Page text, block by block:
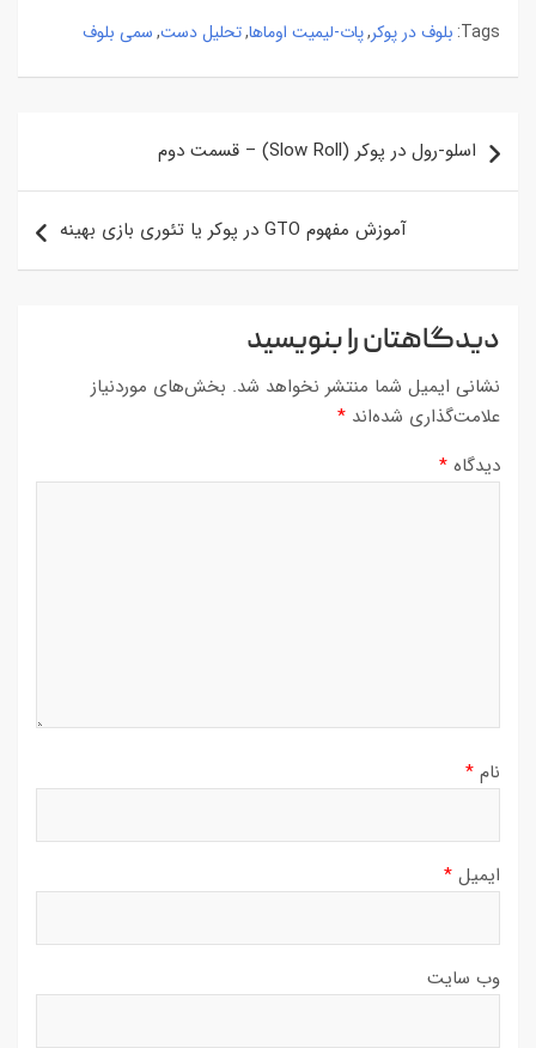
Tags: بلوف در پوکر,پات-لیمیت اوماها,تحلیل دست, سمی بلوف
نوشتهاسلو-رول در پوکر (Slow Roll) – قسمت دوم
آموزش مفهوم GTO در پوکر یا تئوری بازی بهینه
دیدگاهتان را بنویسید
نشانی ایمیل شما منتشر نخواهد شد. بخش‌های موردنیاز
علامت‌گذاری شده‌اند *
دیدگاه *
نام *
ایمیل *
وب‌ سایت